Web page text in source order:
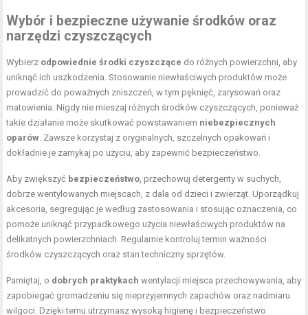
Wybór i bezpieczne używanie środków oraz
narzędzi czyszczących
Wybierz odpowiednie środki czyszczące do różnych powierzchni, aby
uniknąć ich uszkodzenia. Stosowanie niewłaściwych produktów może
prowadzić do poważnych zniszczeń, w tym pęknięć, zarysowań oraz
matowienia. Nigdy nie mieszaj różnych środków czyszczących, ponieważ
takie działanie może skutkować powstawaniem niebezpiecznych
oparów. Zawsze korzystaj z oryginalnych, szczelnych opakowań i
dokładnie je zamykaj po użyciu, aby zapewnić bezpieczeństwo.
Aby zwiększyć bezpieczeństwo, przechowuj detergenty w suchych,
dobrze wentylowanych miejscach, z dala od dzieci i zwierząt. Uporządkuj
akcesoria, segregując je według zastosowania i stosując oznaczenia, co
pomoże uniknąć przypadkowego użycia niewłaściwych produktów na
delikatnych powierzchniach. Regularnie kontroluj termin ważności
środków czyszczących oraz stan techniczny sprzętów.
Pamiętaj, o dobrych praktykach wentylacji miejsca przechowywania, aby
zapobiegać gromadzeniu się nieprzyjemnych zapachów oraz nadmiaru
wilgoci. Dzięki temu utrzymasz wysoką higienę i bezpieczeństwo